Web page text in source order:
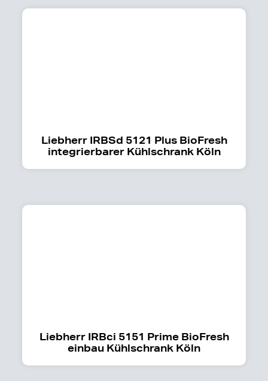
Liebherr IRBSd 5121 Plus BioFresh
integrierbarer Kühlschrank Köln
Liebherr IRBci 5151 Prime BioFresh
einbau Kühlschrank Köln